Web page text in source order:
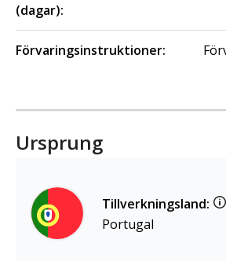
(dagar):
Förvaringsinstruktioner:
Ursprung
Tillverkningsland:
Portugal